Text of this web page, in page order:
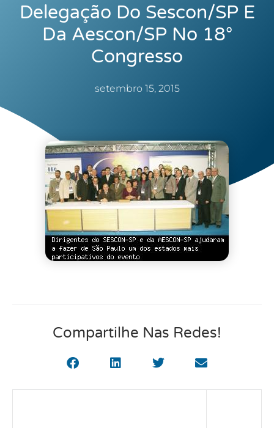
Delegação Do Sescon/SP E
Da Aescon/SP No 18°
Congresso
setembro 15, 2015
Compartilhe Nas Redes!